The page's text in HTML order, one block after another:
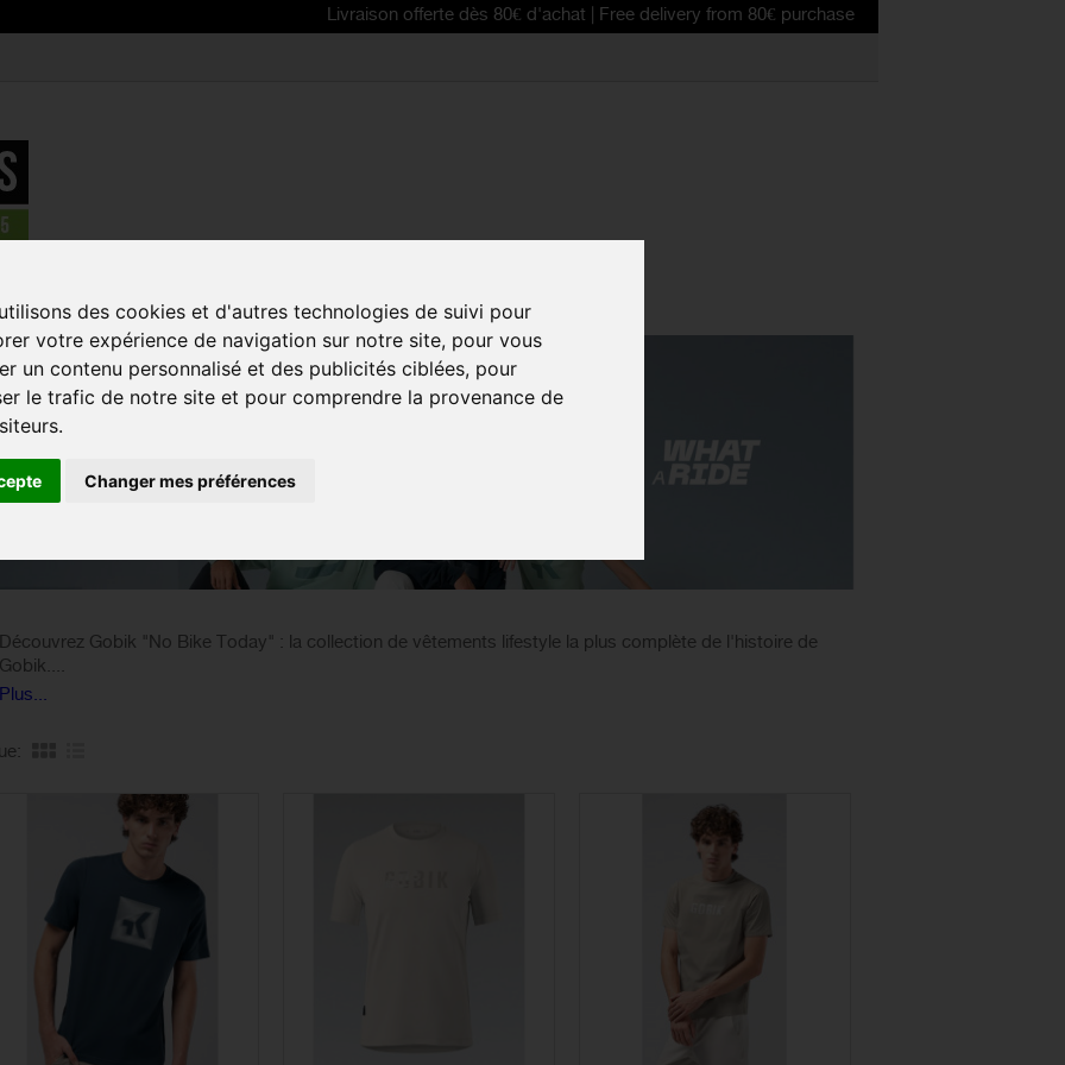
des cookies et d'autres technologies de suivi pour
votre expérience de navigation sur notre site, pour vous
un contenu personnalisé et des publicités ciblées, pour
le trafic de notre site et pour comprendre la provenance de
Changer mes préférences
Livraison offerte dès 80€ d'achat | Free delivery from 80€ purchase
TODAY
Découvrez Gobik "No Bike Today" : la collection de vêtements lifestyle la plus complète de l'histoire de
Gobik....
Plus...